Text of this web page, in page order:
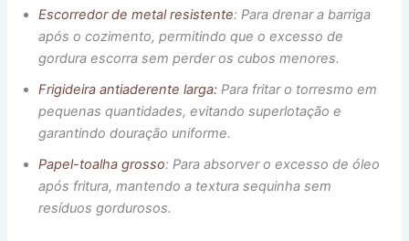
Escorredor de metal resistente: Para drenar a barriga
após o cozimento, permitindo que o excesso de
gordura escorra sem perder os cubos menores.
Frigideira antiaderente larga: Para fritar o torresmo em
pequenas quantidades, evitando superlotação e
garantindo douração uniforme.
Papel-toalha grosso: Para absorver o excesso de óleo
após fritura, mantendo a textura sequinha sem
resíduos gordurosos.